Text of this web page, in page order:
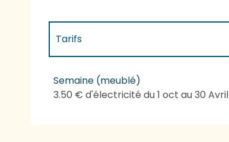
Tarifs
Tarifs 2027
Semaine (meublé)
3.50 € d'électricité du 1 oct au 30 Avril